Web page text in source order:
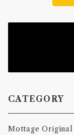
CATEGORY
Mottage Original